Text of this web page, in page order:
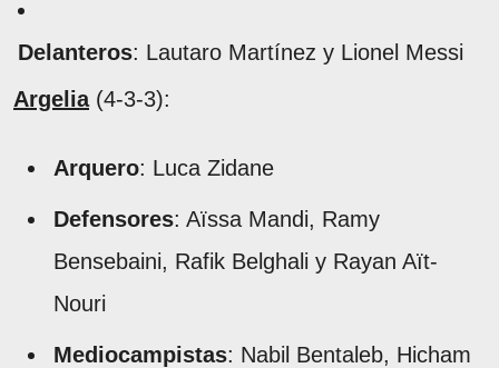
Delanteros: Lautaro Martínez y Lionel Messi
Argelia(4-3-3):
Arquero: Luca Zidane
Defensores: Aïssa Mandi, Ramy
Bensebaini, Rafik Belghali y Rayan Aït-
Nouri
Mediocampistas: Nabil Bentaleb, Hicham